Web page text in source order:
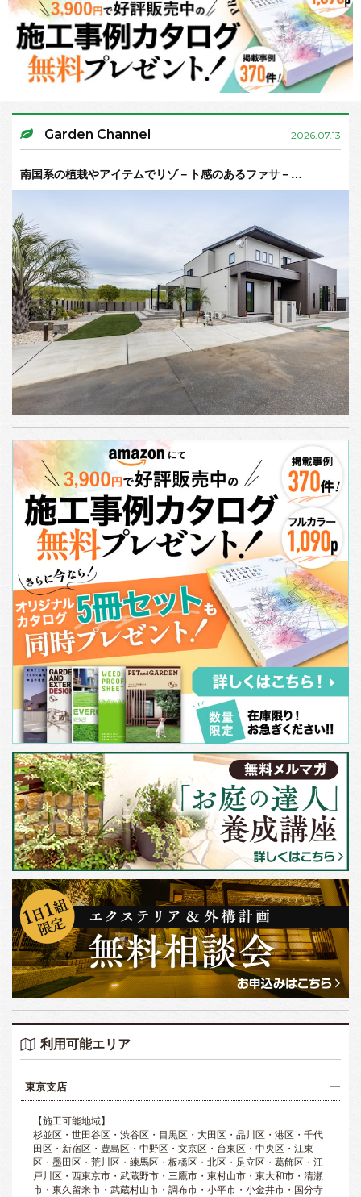
Garden Channel 2026.07.13
南国系の植栽やアイテムでリゾ－ト感のあるファサ－…
利用可能エリア
東京支店
【施工可能地域】
杉並区・世田谷区・渋谷区・目黒区・大田区・品川区・港区・千代
田区・新宿区・豊島区・中野区・文京区・台東区・中央区・江東
区・墨田区・荒川区・練馬区・板橋区・北区・足立区・葛飾区・江
戸川区・西東京市・武蔵野市・三鷹市・東村山市・東大和市・清瀬
市・東久留米市・武蔵村山市・調布市・小平市・小金井市・国分寺